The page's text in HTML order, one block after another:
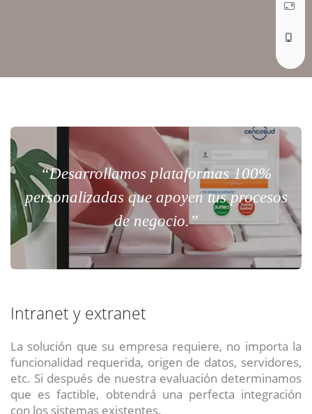
“Desarrollamos plataformas 100%
personalizadas que apoyen tus procesos
de negocio.”
Intranet y extranet
La solución que su empresa requiere, no importa la
funcionalidad requerida, origen de datos, servidores,
etc. Si después de nuestra evaluación determinamos
que es factible, obtendrá una perfecta integración
con los sistemas existentes.